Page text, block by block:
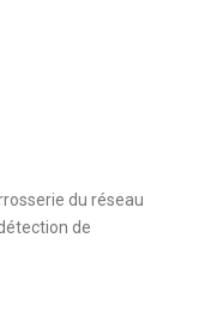
du réseau
de